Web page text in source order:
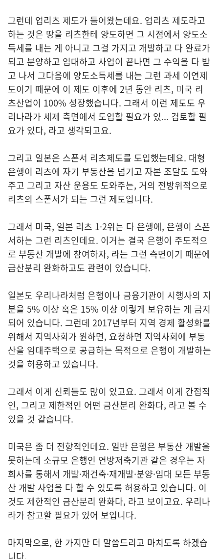
그런데 업리츠 제도가 들어왔는데요. 업리츠 제도라고
하는 것은 땅을 리츠한테 양도하면 그 시점에서 양도소
득세를 내는 게 아니고 그걸 가지고 개발하고 다 완료가
되고 분양하고 임대하고 사업이 끝나면 그 수익을 다 받
고 나서 그다음에 양도소득세를 내는 그런 과세 이연제
도이기 때문에 이 제도 이후에 2년 동안 리츠, 미국 리
츠산업이 100% 성장했습니다. 그래서 이런 제도도 우
리나라가 세제 측면에서 도입할 필요가 있... 검토할 필
요가 있다, 라고 생각되고요.
그리고 일본은 스폰서 리츠제도를 도입했는데요. 대형
은행이 리츠에 자기 부동산을 넘기고 자본 조달도 도와
주고 그리고 자산 운용도 도와주는, 거의 전방위적으로
리츠의 스폰서가 되는 그런 제도입니다.
그래서 미국, 일본 리츠 1·2위는 다 은행에, 은행이 스폰
서하는 그런 리츠인데요. 이거는 결국 은행이 주도적으
로 부동산 개발에 참여하자, 라는 그런 측면이기 때문에
금산분리 완화하고도 관련이 있습니다.
일본도 우리나라처럼 은행이나 금융기관이 시행사의 지
분을 5% 이상 혹은 15% 이상 이렇게 보유하는 게 금지
되어 있습니다. 그런데 2017년부터 지역 경제 활성화를
위해서 지역사회가 원하면, 요청하면 지역사회에 부동
산을 임대주택으로 공급하는 목적으로 은행이 개발하는
것을 허용하고 있습니다.
그래서 이게 신뢰들도 많이 있고요. 그래서 이게 간접적
인, 그리고 제한적인 어떤 금산분리 완화다, 라고 볼 수
있을 것 같습니다.
미국은 좀 더 전향적인데요. 일반 은행은 부동산 개발을
못하는데 소규모 은행인 연방저축기관 같은 경우는 자
회사를 통해서 개발·재건축·재개발·분양·임대 모든 부동
산 개발 사업을 다 할 수 있도록 허용하고 있습니다. 이
것도 제한적인 금산분리 완화다, 라고 보이고요. 우리나
라가 참고할 필요가 있어 보입니다.
마지막으로, 한 가지만 더 말씀드리고 마치도록 하겠습
니다.